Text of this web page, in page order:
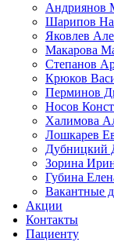
Андриянов
Шарипов
Яковлев
Макарова
Степанов
Крюков
Перминов
Носов
Халимова
Лошкарев
Дубницкий
Зорина
Губина
Вакантные
Акции
Контакты
Пациенту